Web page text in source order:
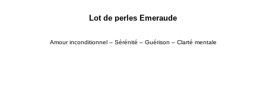
Lot de perles Émeraude
Amour inconditionnel – Sérénité – Guérison – Clarté mentale